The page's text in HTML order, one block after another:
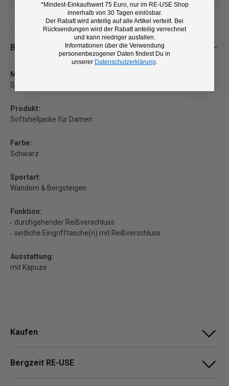
Beschreibung
Marke:
Salewa
Produkt:
Softshelljacke für Damen
Farbe:
Schwarz
Sportart:
Wandern & Bergsteigen
Funktion:
durchgehender Reißverschluss
seitliche Eingrifftasche(n) mit Reißverschluss
Ausstattung:
mit Kapuze
Kaufen
Bergzeit RE-USE
*Mindest-Einkaufswert 75 Euro, nur im RE-USE Shop
innerhalb von 30 Tagen einlösbar.
Der Rabatt wird anteilig auf alle Artikel verteilt. Bei
Rücksendungen wird der Rabatt anteilig verrechnet
und kann niedriger ausfallen.
Informationen über die Verwendung
personenbezogener Daten findest Du in
unserer Datenschutzerklärung